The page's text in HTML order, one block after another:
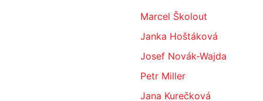
Marcel Školout
Janka Hoštáková
Josef Novák-Wajda
Petr Miller
Jana Kurečková